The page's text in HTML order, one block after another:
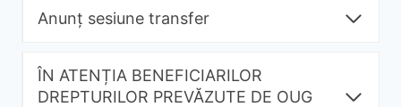
Anunț sesiune transfer
ÎN ATENȚIA BENEFICIARILOR
DREPTURILOR PREVĂZUTE DE OUG